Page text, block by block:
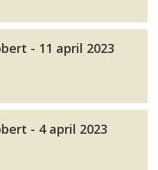
- 11 april 2023
- 4 april 2023